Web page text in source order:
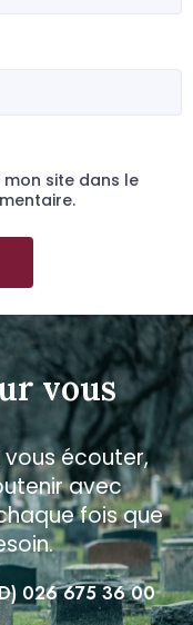
site dans le
vous
écouter,
avec
fois que
026 675 36 00